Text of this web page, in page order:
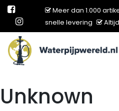
Meer dan 1.000
snelle levering
Main
Unknown